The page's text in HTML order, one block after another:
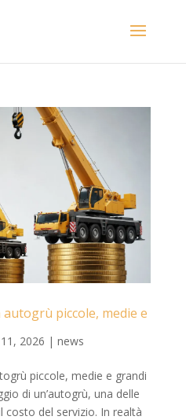
piccole, medie e
2026 | news
piccole, medie e grandi
di un’autogrù, una delle
costo del servizio. In realtà